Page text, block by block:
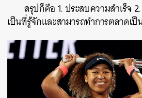
สรุปก็คือ 1. ประสบความสำเร็จ
เป็นที่รู้จักและสามารถทำการตลาดเป็